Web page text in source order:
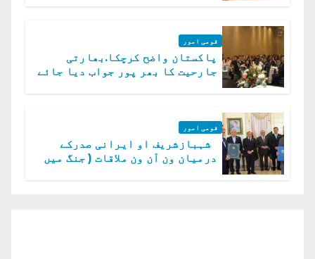
قومی امور
پاکستان واضح کرچکا.بھارتی
جارحیت کا بھر پور جواب دیا جائے
قومی امور
شہبازشریف او ایرانی صدرکے
درمیان ون آن ون ملاقات ( جنگ میں